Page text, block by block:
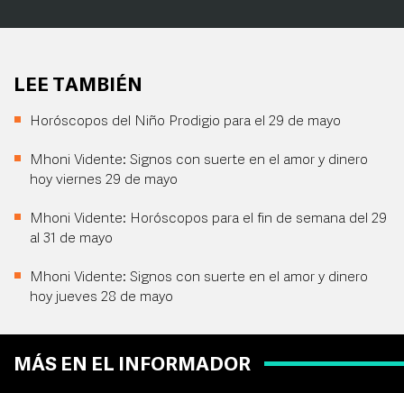
LEE TAMBIÉN
Horóscopos del Niño Prodigio para el 29 de mayo
Mhoni Vidente: Signos con suerte en el amor y dinero
hoy viernes 29 de mayo
Mhoni Vidente: Horóscopos para el fin de semana del 29
al 31 de mayo
Mhoni Vidente: Signos con suerte en el amor y dinero
hoy jueves 28 de mayo
MÁS EN EL INFORMADOR